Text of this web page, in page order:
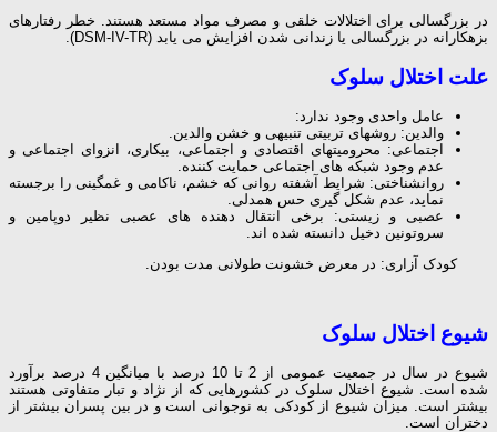
در بزرگسالی برای اختلالات خلقی و مصرف مواد مستعد هستند. خطر رفتارهای
بزهکارانه در بزرگسالی یا زندانی شدن افزایش می یابد (DSM-IV-TR).
علت اختلال سلوک
عامل واحدی وجود ندارد:
والدین: روشهای تربیتی تنبیهی و خشن والدین.
اجتماعی: محرومیتهای اقتصادی و اجتماعی، بیکاری، انزوای اجتماعی و
عدم وجود شبکه های اجتماعی حمایت کننده.
روانشناختی: شرایط آشفته روانی که خشم، ناکامی و غمگینی را برجسته
نماید، عدم شکل گیری حس همدلی.
عصبی و زیستی: برخی انتقال دهنده های عصبی نظیر دوپامین و
سروتونین دخیل دانسته شده اند.
کودک آزاری: در معرض خشونت طولانی مدت بودن.
شیوع اختلال سلوک
شیوع در سال در جمعیت عمومی از 2 تا 10 درصد با میانگین 4 درصد برآورد
شده است. شیوع اختلال سلوک در کشورهایی که از نژاد و تبار متفاوتی هستند
بیشتر است. میزان شیوع از کودکی به نوجوانی است و در بین پسران بیشتر از
دختران است.